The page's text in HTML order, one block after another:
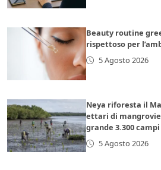
Beauty routine
rispettoso per
5 Agosto 2026
Neya riforesta il
ettari di
grande 3.300
5 Agosto 2026